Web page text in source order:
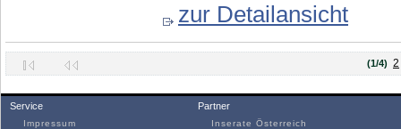
zur Detailansicht
(1/4) 2
Service
Impressum
Partner
Inserate Österreich